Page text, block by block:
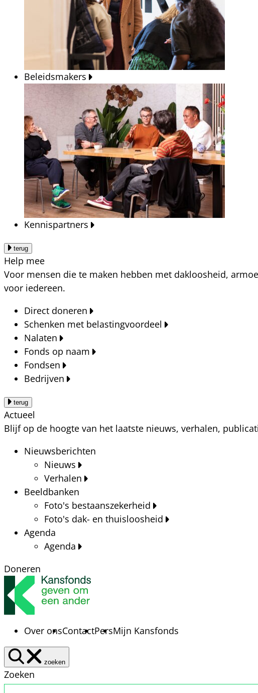
Beleidsmakers
Kennispartners
terug
Help mee
Voor mensen die te maken hebben met dakloosheid,
voor iedereen.
Direct doneren
Schenken met belastingvoordeel
Nalaten
Fonds op naam
Fondsen
Bedrijven
terug
Actueel
Blijf op de hoogte van het laatste nieuws, verhalen,
Nieuwsberichten
Nieuws
Verhalen
Beeldbanken
Foto's bestaanszekerheid
Foto's dak- en thuisloosheid
Agenda
Agenda
Doneren
Over onsContactPersMijn Kansfonds
zoeken
Zoeken